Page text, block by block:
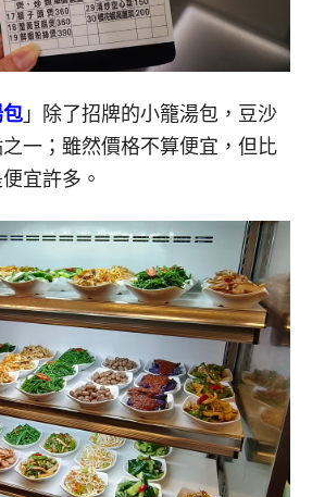
」除了招牌的小籠湯包，豆沙
一；雖然價格不算便宜，但比
宜許多。